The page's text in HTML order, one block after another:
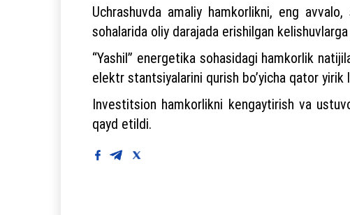
Uchrashuvda amaliy hamkorlikni, eng
sohalarida oliy darajada erishilgan
“Yashil” energetika sohasidagi hamkorlik
elektr stantsiyalarini qurish boʼyicha qator yirik
Investitsion hamkorlikni kengaytirish va
qayd etildi.